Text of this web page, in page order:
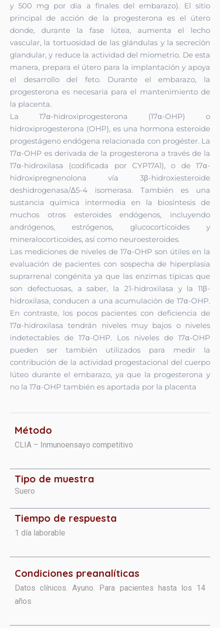
y 500 mg por día a finales del embarazo). El sitio
principal de acción de la progesterona es el útero
donde, durante la fase lútea, aumenta el lecho
vascular, la tortuosidad de las glándulas y la secreción
glandular, y reduce la actividad del miometrio. De esta
manera, prepara el útero para la implantación y apoya
el desarrollo del feto. Durante el embarazo, la
progesterona es necesaria para el mantenimiento de
la placenta.
La 17α-hidroxiprogesterona (17α-OHP) o
hidroxiprogesterona (OHP), es una hormona esteroide
progestágeno endógena relacionada con progéster. La
17α-OHP es derivada de la progesterona a través de la
17α-hidroxilasa (codificada por CYP17A1), o de 17α-
hidroxipregnenolona vía 3β-hidroxiesteroide
deshidrogenasa/Δ5-4 isomerasa. También es una
sustancia química intermedia en la biosíntesis de
muchos otros esteroides endógenos, incluyendo
andrógenos, estrógenos, glucocorticoides y
mineralocorticoides, así como neuroesteroides.
Las mediciones de niveles de 17α-OHP son útiles en la
evaluación de pacientes con sospecha de hiperplasia
suprarrenal congénita ya que las enzimas típicas que
son defectuosas, a saber, la 21-hidroxilasa y la 11β-
hidroxilasa, conducen a una acumulación de 17α-OHP.
En contraste, los pocos pacientes con deficiencia de
17α-hidroxilasa tendrán niveles muy bajos o niveles
indetectables de 17α-OHP. Los niveles de 17α-OHP
pueden ser también utilizados para medir la
contribución de la actividad progestacional del cuerpo
lúteo durante el embarazo, ya que la progesterona y
no la 17α-OHP también es aportada por la placenta
Método
CLIA – Inmunoensayo competitivo
Tipo de muestra
Suero
Tiempo de respuesta
1 día laborable
Condiciones preanalíticas
Datos clínicos. Ayuno. Para pacientes hasta los 14
años